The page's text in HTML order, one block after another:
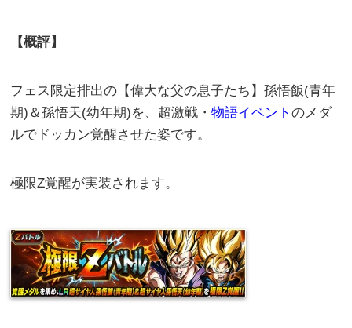
【概評】
フェス限定排出の【偉大な父の息子たち】孫悟飯(青年
期)＆孫悟天(幼年期)を、超激戦・物語イベントのメダ
ルでドッカン覚醒させた姿です。
極限Z覚醒が実装されます。